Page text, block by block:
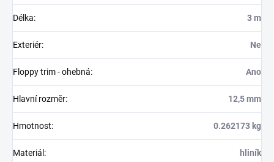
Délka: 3 m
Exteriér: Ne
Floppy trim - ohebná: Ano
Hlavní rozměr: 12,5 mm
Hmotnost: 0.262173 kg
Materiál : hliník